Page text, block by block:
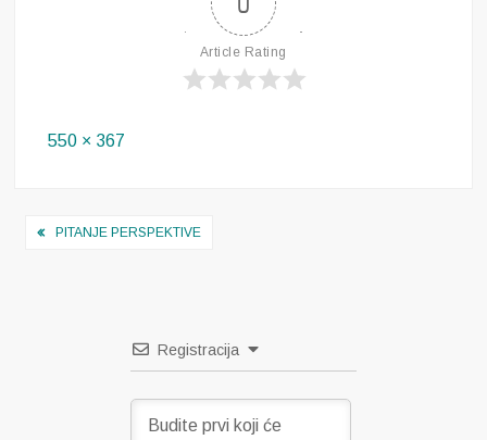
Article Rating
Full
550 × 367
Navigacija
PITANJE PERSPEKTIVE
Registracija